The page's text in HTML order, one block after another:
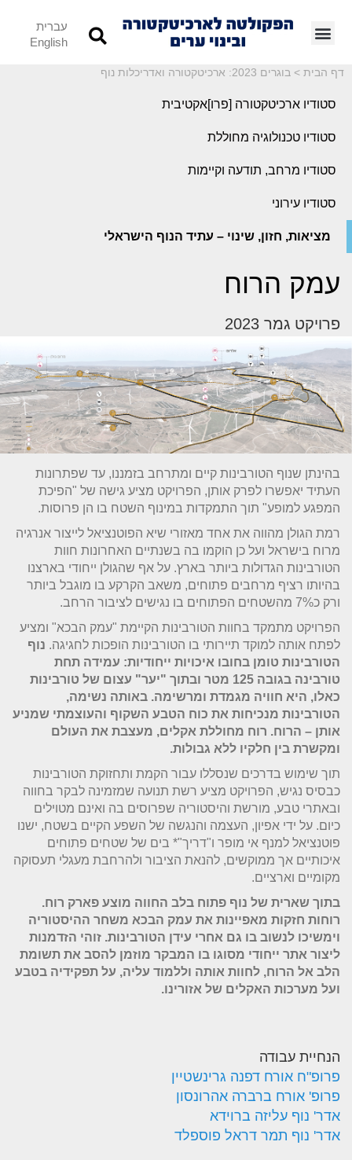
עברית
English
דף הבית > בוגרים 2023: ארכיטקטורה ואדריכלות נוף
סטודיו ארכיטקטורה [פרו]אקטיבית
סטודיו טכנולוגיה מחוללת
סטודיו מרחב, תודעה וקיימות
סטודיו עירוני
מציאות, חזון, שינוי – עתיד הנוף הישראלי
עמק הרוח
פרויקט גמר 2023
בהינתן שנוף הטורבינות קיים ומתרחב בזמננו, עד שפתרונות
העתיד יאפשרו לפרק אותן, הפרויקט מציע גישה של "הפיכת
המפגע למופע" תוך התמקדות במינוף השטח בו הן פרוסות.
רמת הגולן מהווה את אחד מאזורי שיא הפוטנציאל לייצור אנרגיה
מרוח בישראל ועל כן הוקמו בה בשנתיים האחרונות חוות
הטורבינות הגדולות ביותר בארץ. על אף שהגולן ייחודי בארצנו
בהיותו רציף מרחבים פתוחים, משאב הקרקע בו מוגבל ביותר
ורק כ7% מהשטחים הפתוחים בו נגישים לציבור הרחב.
הפרויקט מתמקד בחוות הטורבינות הקיימת "עמק הבכא" ומציע
לפתח אותה למוקד תיירותי בו הטורבינות הופכות לחגיגה. נוף
הטורבינות טומן בחובו איכויות ייחודיות: עמידה תחת
טורבינה בגובה 125 מטר ובתוך "יער" עצום של טורבינות
כאלו, היא חוויה מגמדת ומרשימה. באותה נשימה,
הטורבינות מנכיחות את כוח הטבע השקוף והעוצמתי שמניע
אותן – הרוח. רוח מחוללת אקלים, מעצבת את העולם
ומקשרת בין חלקיו ללא גבולות.
תוך שימוש בדרכים שנסללו עבור הקמת ותחזוקת הטורבינות
כבסיס נגיש, הפרויקט מציע רשת תנועה שמזמינה לבקר בחווה
ובאתרי טבע, מורשת והיסטוריה שפרוסים בה ואינם מטוילים
כיום. על ידי אפיון, העצמה והנגשה של השפע הקיים בשטח, ישנו
פוטנציאל למנף אי מופר ו"דריך"* בים של שטחים פתוחים
איכותיים אך ממוקשים, להנאת הציבור ולהרחבת מעגלי תעסוקה
מקומיים וארציים.
בתוך שארית של נוף פתוח בלב החווה מוצע פארק רוח.
רוחות חזקות מאפיינות את עמק הבכא משחר ההיסטוריה
וימשיכו לנשוב בו גם אחרי עידן הטורבינות. זוהי הזדמנות
ליצור אתר ייחודי מסוגו בו המבקר מוזמן להסב את תשומת
הלב אל הרוח, לחוות אותה וללמוד עליה, על תפקידיה בטבע
ועל מערכות האקלים של אזורינו.
הנחיית עבודה
פרופ"ח אורח דפנה גרינשטיין
פרופ' אורח ברברה אהרונסון
אדר' נוף עליזה ברוידא
אדר' נוף תמר דראל פוספלד